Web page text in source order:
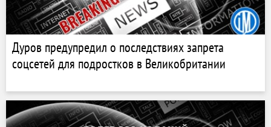
Дуров предупредил о последствиях запрета
соцсетей для подростков в Великобритании